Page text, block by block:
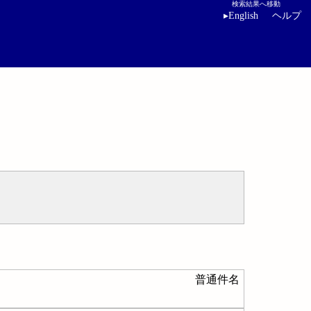
検索結果へ移動
▸English ヘルプ
普通件名